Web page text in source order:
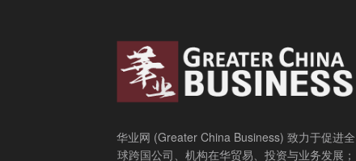
华业网 (Greater China Business) 致力于促进全
球跨国公司、机构在华贸易、投资与业务发展；